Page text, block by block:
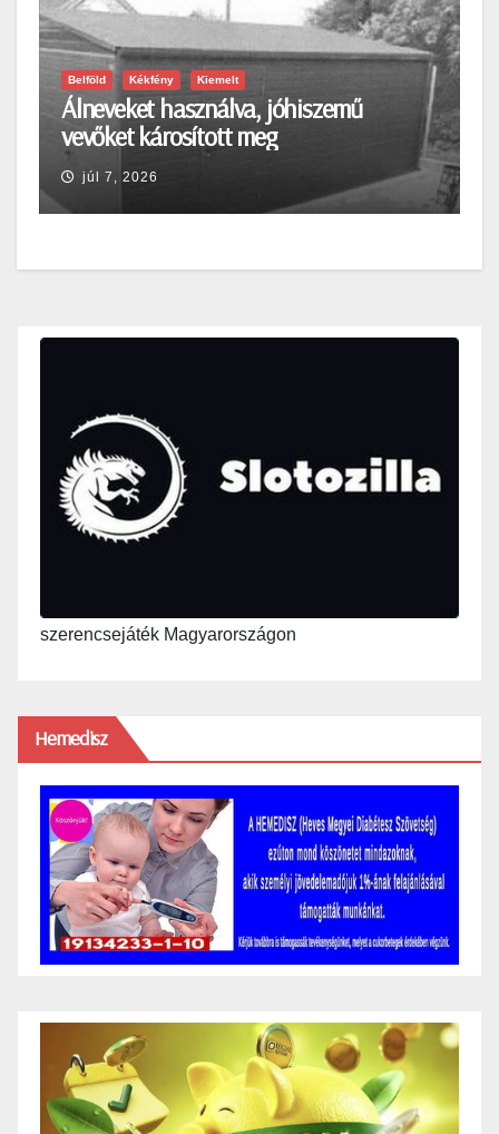
Belföld Kékfény Kiemelt
Álneveket használva, jóhiszemű
vevőket károsított meg
júl 7, 2026
szerencsejáték Magyarországon
Hemedisz